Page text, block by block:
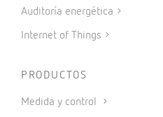
Auditoría energética
Internet of Things
PRODUCTOS
Medida y control